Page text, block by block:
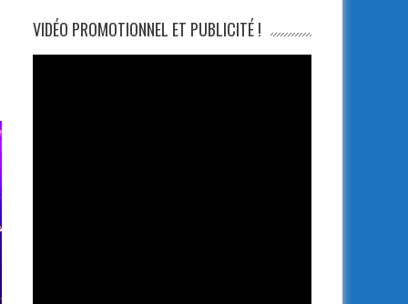
VIDÉO PROMOTIONNEL ET PUBLICITÉ !